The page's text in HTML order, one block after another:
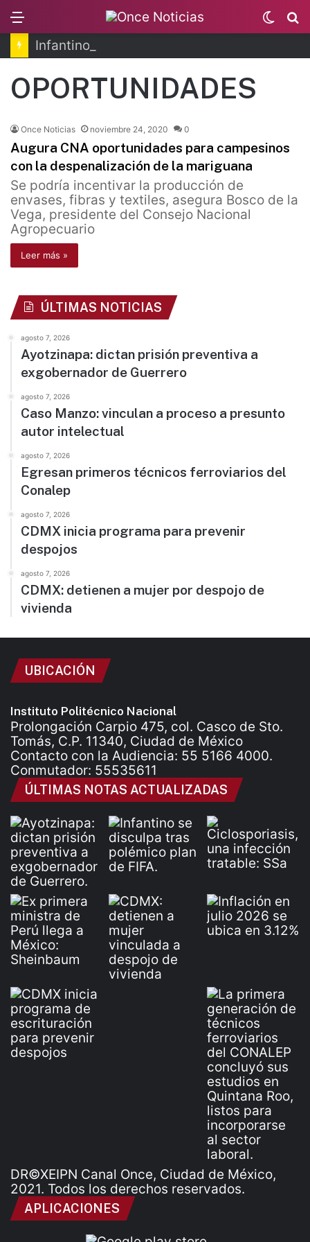
Switch
skin
OPORTUNIDADES
Once Noticias noviembre 24, 2020 0
Augura CNA oportunidades para campesinos
con la despenalización de la mariguana
Se podría incentivar la producción de
envases, fibras y textiles, asegura Bosco de la
Vega, presidente del Consejo Nacional
Agropecuario
Leer más »
ÚLTIMAS NOTICIAS
agosto 7, 2026
Ayotzinapa: dictan prisión preventiva a
exgobernador de Guerrero
agosto 7, 2026
Caso Manzo: vinculan a proceso a presunto
autor intelectual
agosto 7, 2026
Egresan primeros técnicos ferroviarios del
Conalep
agosto 7, 2026
CDMX inicia programa para prevenir
despojos
agosto 7, 2026
CDMX: detienen a mujer por despojo de
vivienda
UBICACIÓN
Instituto Politécnico Nacional
Prolongación Carpio 475, col. Casco de Sto.
Tomás, C.P. 11340, Ciudad de México
Contacto con la Audiencia: 55 5166 4000.
Conmutador: 55535611
ÚLTIMAS NOTAS ACTUALIZADAS
DR©XEIPN Canal Once, Ciudad de México,
2021. Todos los derechos reservados.
APLICACIONES